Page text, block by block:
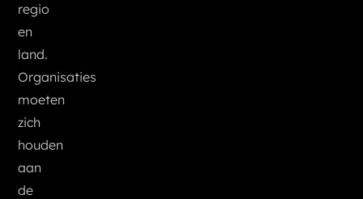
regio
en
land.
Organisaties
moeten
zich
houden
aan
de